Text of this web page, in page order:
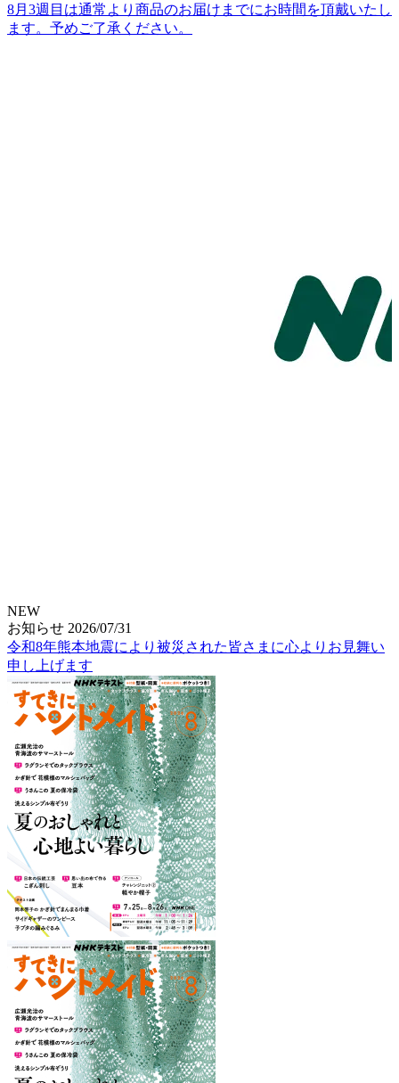
8月3週目は通常より商品のお届けまでにお時間を頂戴いたし
ます。予めご了承ください。
NEW
お知らせ 2026/07/31
令和8年熊本地震により被災された皆さまに心よりお見舞い
申し上げます